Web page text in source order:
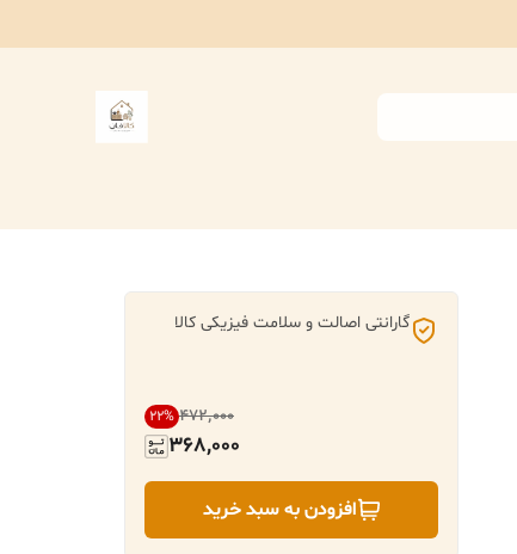
گارانتی اصالت و سلامت فیزیکی کالا
۴۷۲٬۰۰۰ 22%
368,000
افزودن به سبد خرید